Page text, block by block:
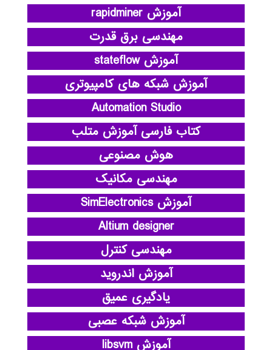
آموزش rapidminer
مهندسی برق قدرت
آموزش stateflow
آموزش شبکه های کامپیوتری
Automation Studio
کتاب فارسی آموزش متلب
هوش مصنوعی
مهندسی مکانیک
آموزش SimElectronics
Altium designer
مهندسی کنترل
آموزش اندروید
یادگیری عمیق
آموزش شبکه عصبی
آموزش libsvm